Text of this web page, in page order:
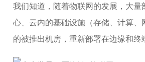
我们知道，随着物联网的发展，大量
心、云内的基础设施（存储、计算、
的被推出机房，重新部署在边缘和终